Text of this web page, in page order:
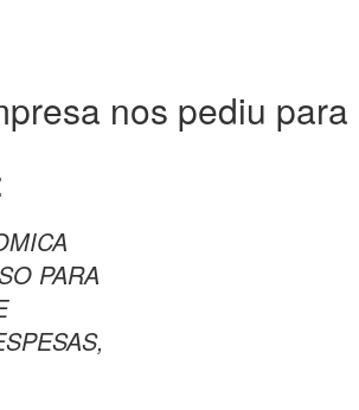
nos pediu para
PARA